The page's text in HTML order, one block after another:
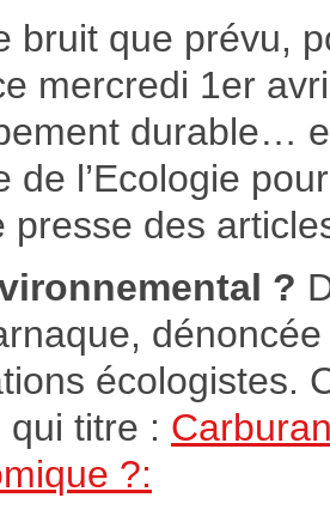
bruit que prévu,
mercredi 1er
durable…
de l’Ecologie
presse des
?
écologistes.
titre :
?: